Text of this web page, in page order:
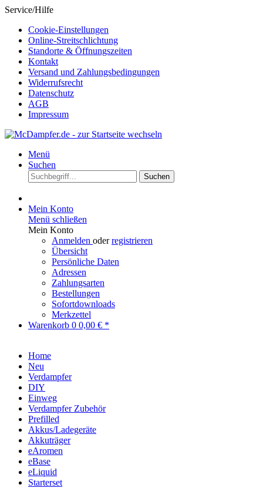
Service/Hilfe
Cookie-Einstellungen
Online-Streitschlichtung
Standorte & Öffnungszeiten
Kontakt
Versand und Zahlungsbedingungen
Widerrufsrecht
Datenschutz
AGB
Impressum
Menü
Suchen
Suchen
Mein Konto
Menü schließen
Mein Konto
Anmelden oderregistrieren
Übersicht
Persönliche Daten
Adressen
Zahlungsarten
Bestellungen
Sofortdownloads
Merkzettel
Warenkorb 0 0,00 € *
Home
Neu
Verdampfer
DIY
Einweg
Verdampfer Zubehör
Prefilled
Akkus/Ladegeräte
Akkuträger
eAromen
eBase
eLiquid
Starterset